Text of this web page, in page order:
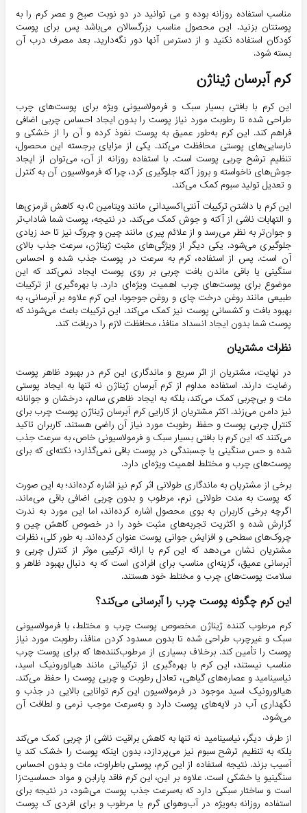
مناسب استفاده روزانه بوده و می توانید در دو نوبت صبح و عصر کرم را به
پوستتان بزنید. این محصول مناسب بزرگسالان می‌باشد پس برای پوست
کودکان استفاده نکنید و از دسترس آنها دور نگه‌دارید. بعد مصرف درب آن
بسته شود.
کرم آبرسان ژیناژن
این کرم با بافتی بسیار سبک و فرمولاسیونی ویژه برای پوست‌های چرب
طراحی شده تا رطوبت مورد نیاز پوست را بدون ایجاد احساس چربی اضافی
فراهم کند. این کرم به‌طور عمیق به پوست نفوذ کرده و آن را از خشکی و
نارسایی‌های پوستی محافظت می‌کند. یکی از مزایای برجسته این محصول،
تنظیم ترشح چربی پوست است. با استفاده روزانه از آن، می‌توان از ایجاد
جوش‌های ناخواسته و بروز آکنه جلوگیری کرد، چرا که فرمولاسیون آن به کنترل
و تعدیل تولید سبوم کمک می‌کند.
این کرم با داشتن ترکیبات آنتی‌اکسیدانی مانند ویتامین C، به کاهش قرمزی‌ها
و التهابات ناشی از آکنه و جوش کمک می‌کند. در نتیجه، پوست شما شاداب‌تر
و جوان‌تر به نظر می‌رسد و از علائم پیری مانند چین و چروک نیز تا حد زیادی
جلوگیری می‌شود. یکی دیگر از ویژگی‌های مثبت ژیناژن، سرعت جذب بالای
آن است. پس از استفاده، کرم به سرعت در پوست جذب شده و احساس
سنگینی یا باقی ماندن بافت چربی بر روی پوست ایجاد نمی‌کند که این
موضوع برای پوست‌های چرب اهمیت ویژه‌ای دارد. با بهره‌گیری از ترکیبات
طبیعی مانند روغن درخت چای و روغن جوجوبا، این کرم علاوه بر آبرسانی، به
بهبود بافت و کشسانی پوست نیز کمک می‌کند. این ترکیبات باعث می‌شوند که
پوست شما بدون ایجاد انسداد منافذ، محافظت لازم را دریافت کند.
نظرات مشتریان
در نهایت، مشتریان از اثر سریع و ماندگاری این کرم در بهبود ظاهر پوست
رضایت دارند. استفاده مداوم از کرم آبرسان ژیناژن نه تنها به ایجاد پوستی
مات و بی‌چربی کمک می‌کند، بلکه به ایجاد ظاهری سالم، درخشان و جوانانه
نیز دامن می‌زند. اکثر مشتریان از کارایی کرم آبرسان ژیناژن پوست چرب برای
کنترل چربی پوست و حفظ رطوبت مورد نیاز آن راضی هستند. کاربران تاکید
می‌کنند که این کرم با بافتی بسیار سبک و فرمولاسیونی خاص، به سرعت جذب
شده و حس سنگینی یا چسبندگی در پوست باقی نمی‌گذارد؛ نکته‌ای که برای
پوست‌های چرب و مختلط اهمیت ویژه‌ای دارد.
برخی از مشتریان به ماندگاری طولانی اثر کرم نیز اشاره کرده‌اند؛ به این صورت
که پوست به مدت طولانی نرم، مرطوب و بدون چربی اضافی باقی می‌ماند.
اگرچه برخی کاربران به بوی محصول اشاره کرده‌اند، اما این مورد به ندرت
گزارش شده و اکثریت تجربه‌های مثبت خود را در خصوص کاهش چین و
چروک‌های سطحی و افزایش جوانی پوست عنوان کرده‌اند. به طور کلی، نظرات
مشتریان نشان می‌دهد که این کرم با ارائه ترکیبی موثر از کنترل چربی و
آبرسانی عمیق، گزینه‌ای مناسب برای افرادی است که به دنبال بهبود ظاهر و
سلامت پوست‌های چرب و مختلط خود هستند.
این کرم چگونه پوست چرب را آبرسانی می‌کند؟
کرم مرطوب کننده ژیناژن مخصوص پوست چرب و مختلط، با فرمولاسیونی
سبک و غیرچرب طراحی شده تا بدون مسدود کردن منافذ، رطوبت مورد نیاز
پوست را تأمین کند. برخلاف بسیاری از مرطوب‌کننده‌ها که برای پوست چرب
مناسب نیستند، این کرم با بهره‌گیری از ترکیباتی مانند هیالورونیک اسید،
نیاسینامید و عصاره‌های گیاهی، تعادل رطوبت و چربی پوست را حفظ می‌کند.
هیالورونیک اسید موجود در فرمولاسیون این کرم توانایی بالایی در جذب و
نگهداری آب در لایه‌های پوست دارد و به‌سرعت موجب نرمی و لطافت آن
می‌شود.
از طرف دیگر، نیاسینامید نه تنها به کاهش براقیت ناشی از چربی کمک می‌کند
بلکه به تنظیم ترشح سبوم نیز می‌پردازد، بدون اینکه پوست را خشک کند یا
آسیب بزند. نتیجه استفاده از این کرم، پوستی باطراوت، مات و بدون احساس
سنگینیو یا خشکی است. علاوه بر این، این کرم فاقد پارابن و مواد حساسیت‌زا
است و ساختار سبکی دارد که به‌سرعت جذب پوست می‌شود، در نتیجه برای
استفاده روزانه به‌ویژه در آب‌وهوای گرم یا مرطوب و برای افردی ک پوست